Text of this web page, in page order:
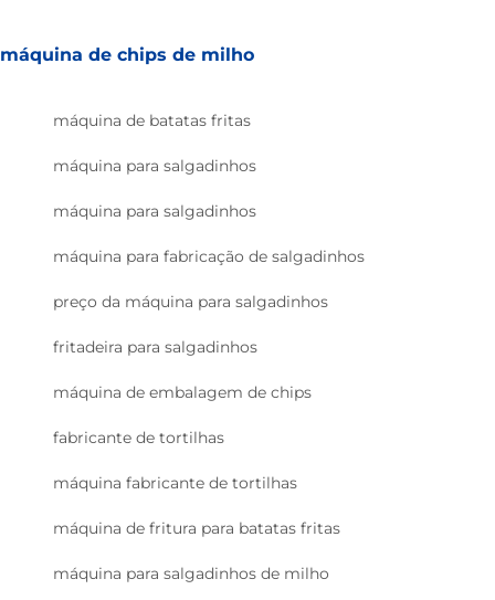
máquina de chips de milho
máquina de batatas fritas
máquina para salgadinhos
máquina para salgadinhos
máquina para fabricação de salgadinhos
preço da máquina para salgadinhos
fritadeira para salgadinhos
máquina de embalagem de chips
fabricante de tortilhas
máquina fabricante de tortilhas
máquina de fritura para batatas fritas
máquina para salgadinhos de milho